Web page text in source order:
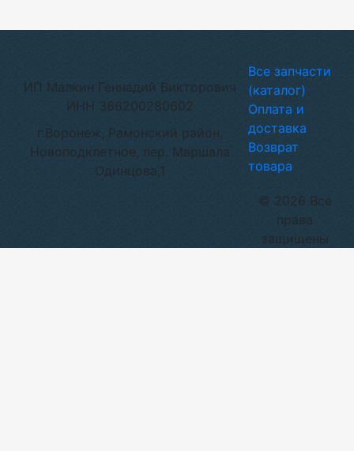
ИП Малкин Геннадий Викторович
ИНН 366200280602
г.Воронеж, Рамонский район,
Новоподклетное, пер. Маршала
Одинцова,1
© 2026 Все
права
защищены
Все запчасти
(каталог)
Оплата и
доставка
Возврат
товара